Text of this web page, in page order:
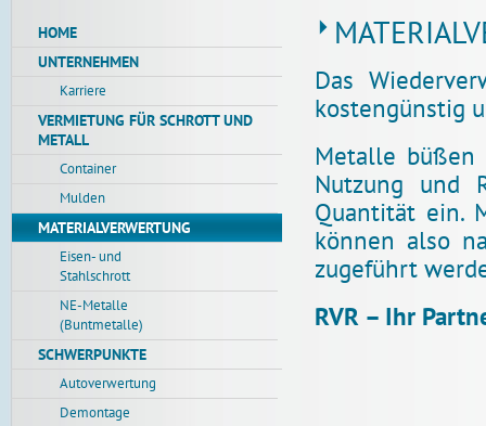
HOME
UNTERNEHMEN
Karriere
VERMIETUNG FÜR SCHROTT UND
METALL
Container
Mulden
MATERIALVERWERTUNG
Eisen- und
Stahlschrott
NE-Metalle
(Buntmetalle)
SCHWERPUNKTE
Autoverwertung
Demontage
Das
kostengünstig
Metalle büßen
Nutzung und
Quantität ein.
können also
zugeführt
RVR – Ihr